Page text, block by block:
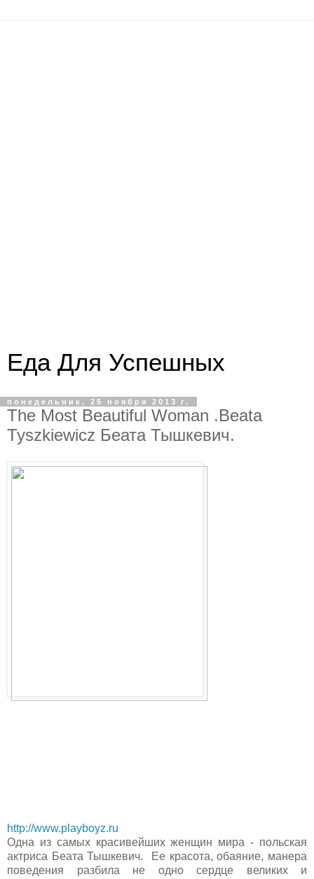
Еда Для Успешных
понедельник, 25 ноября 2013 г.
The Most Beautiful Woman .Beata
Tyszkiewicz Беата Тышкевич.
http://www.playboyz.ru
Одна из самых красивейших женщин мира - польская
актриса Беата Тышкевич. Ее красота, обаяние, манера
поведения разбила не одно сердце великих и